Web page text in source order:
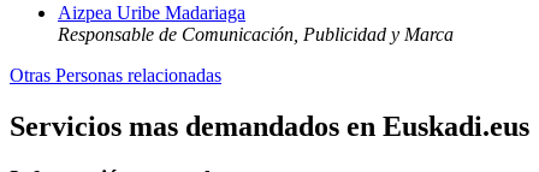
Aizpea Uribe Madariaga
Responsable de Comunicación, Publicidad y Marca
Otras Personas relacionadas
Servicios mas demandados en Euskadi.eus